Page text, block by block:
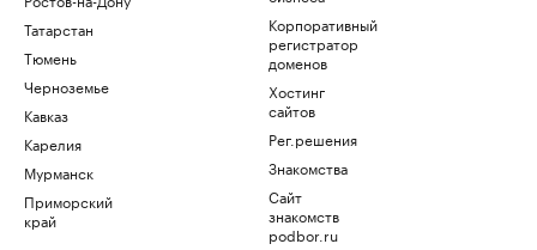
Татарстан
Тюмень
Черноземье
Кавказ
Карелия
Мурманск
Приморский
край
Корпоративный
регистратор
доменов
Хостинг
сайтов
Рег.решения
Знакомства
Сайт
знакомств
podbor.ru